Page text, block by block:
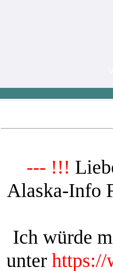
--- !!!
Alaska-Info
Ich würde
unter https://